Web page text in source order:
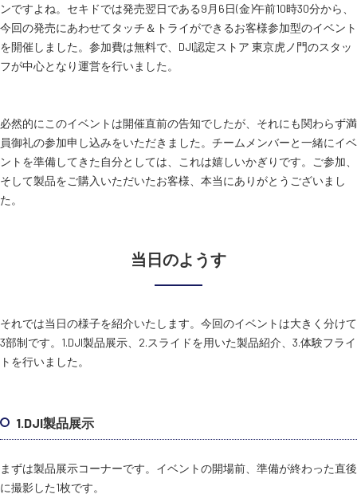
ンですよね。セキドでは発売翌日である9月6日(金)午前10時30分から、
今回の発売にあわせてタッチ＆トライができるお客様参加型のイベント
を開催しました。参加費は無料で、DJI認定ストア 東京虎ノ門のスタッ
フが中心となり運営を行いました。
必然的にこのイベントは開催直前の告知でしたが、それにも関わらず満
員御礼の参加申し込みをいただきました。チームメンバーと一緒にイベ
ントを準備してきた自分としては、これは嬉しいかぎりです。ご参加、
そして製品をご購入いただいたお客様、本当にありがとうございまし
た。
当日のようす
それでは当日の様子を紹介いたします。今回のイベントは大きく分けて
3部制です。1.DJI製品展示、2.スライドを用いた製品紹介、3.体験フライ
トを行いました。
1.DJI製品展示
まずは製品展示コーナーです。イベントの開場前、準備が終わった直後
に撮影した1枚です。